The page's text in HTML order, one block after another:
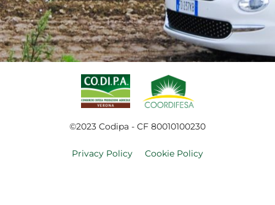
©2023 Codipa - CF 80010100230
Privacy Policy Cookie Policy